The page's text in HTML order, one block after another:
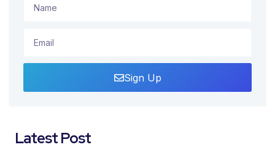
Sign Up
Latest Post